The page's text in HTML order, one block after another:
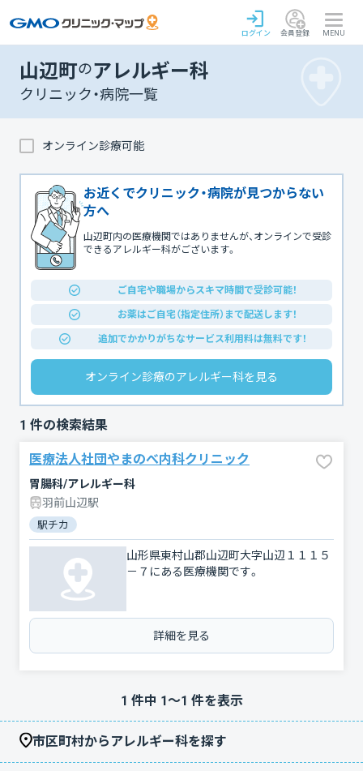
ログイン 会員登録 MENU
山辺町のアレルギー科
クリニック・病院一覧
オンライン診療可能
お近くでクリニック・病院が見つからない
方へ
山辺町内の医療機関ではありませんが、オンラインで受診
できるアレルギー科がございます。
ご自宅や職場からスキマ時間で受診可能！
お薬はご自宅（指定住所）まで配送します！
追加でかかりがちなサービス利用料は無料です！
オンライン診療のアレルギー科を見る
1 件の検索結果
医療法人社団やまのべ内科クリニック
胃腸科/アレルギー科
羽前山辺駅
駅チカ
山形県東村山郡山辺町大字山辺１１１５
－７にある医療機関です。
詳細を見る
1 件中 1〜1 件を表示
市区町村からアレルギー科を探す